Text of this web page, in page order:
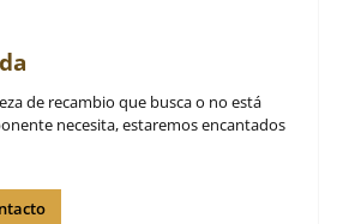
de recambio que busca o no está
necesita, estaremos encantados